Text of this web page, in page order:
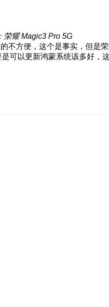
荣耀 Magic3 Pro 5G
不方便，这个是事实，但是
可以更新鸿蒙系统该多好，